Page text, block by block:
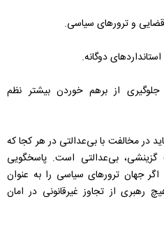
از برهم خوردن بیشتر نظم
در مخالفت با بی‌عدالتی در هر کجا که
بی‌عدالتی است. پاسخگویی
جهان ترورهای سیاسی را به عنوان
رهبری از تجاوز غیرقانونی در امان